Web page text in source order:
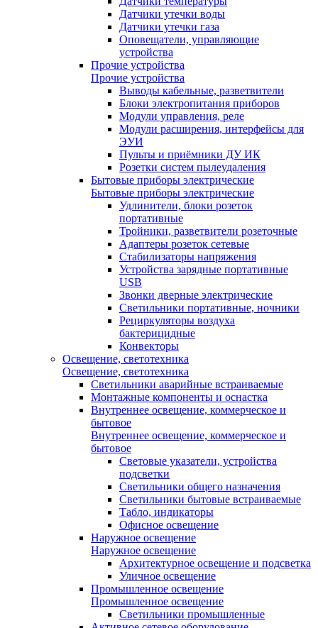
Датчики утечки воды
Датчики утечки газа
Оповещатели, управляющие
устройства
Прочие устройства
Прочие устройства
Выводы кабельные, разветвители
Блоки электропитания приборов
Модули управления, реле
Модули расширения, интерфейсы для
ЭУИ
Пульты и приёмники ДУ ИК
Розетки систем пылеудаления
Бытовые приборы электрические
Бытовые приборы электрические
Удлинители, блоки розеток
портативные
Тройники, разветвители розеточные
Адаптеры розеток сетевые
Стабилизаторы напряжения
Устройства зарядные портативные
USB
Звонки дверные электрические
Светильники портативные, ночники
Рециркуляторы воздуха
бактерицидные
Конвекторы
Освещение, светотехника
Освещение, светотехника
Светильники аварийные встраиваемые
Монтажные компоненты и оснастка
Внутреннее освещение, коммерческое и
бытовое
Внутреннее освещение, коммерческое и
бытовое
Световые указатели, устройства
подсветки
Светильники общего назначения
Светильники бытовые встраиваемые
Табло, индикаторы
Офисное освещение
Наружное освещение
Наружное освещение
Архитектурное освещение и подсветка
Уличное освещение
Промышленное освещение
Промышленное освещение
Светильники промышленные